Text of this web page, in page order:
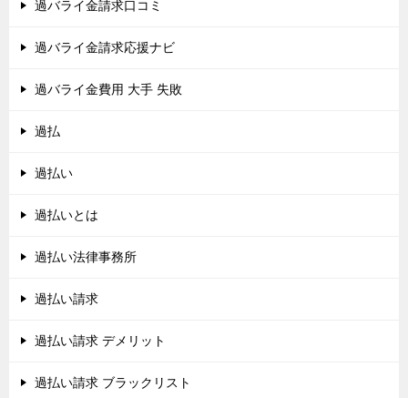
過バライ金請求口コミ
過バライ金請求応援ナビ
過バライ金費用 大手 失敗
過払
過払い
過払いとは
過払い法律事務所
過払い請求
過払い請求 デメリット
過払い請求 ブラックリスト